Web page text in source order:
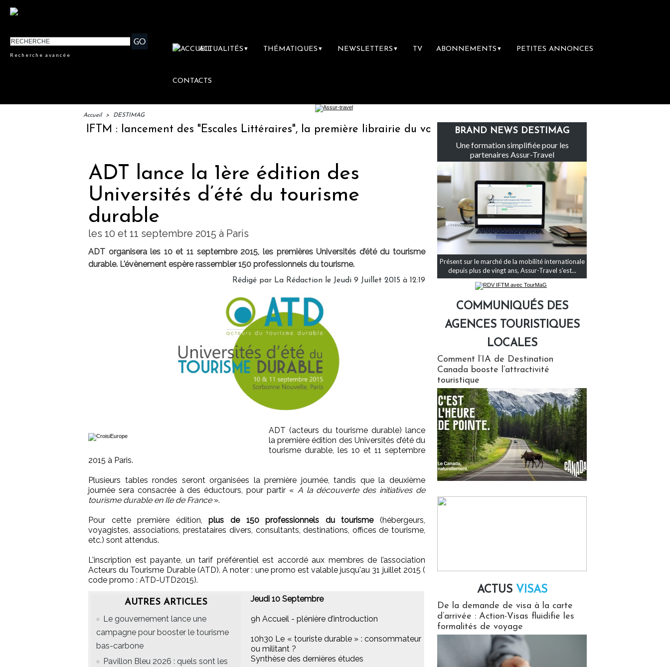
Recherche avancée
ACTUALITÉS ▼ THÉMATIQUES ▼ NEWSLETTERS ▼ TV ABONNEMENTS ▼ PETITES ANNONCES
CONTACTS
Accueil > DESTIMAG
IFTM : lancement des "Escales Littéraires", la première librairie du voyage Le groupe Sainte-Claire rachète Eden
ADT lance la 1ère édition des
Universités d’été du tourisme
durable
les 10 et 11 septembre 2015 à Paris
ADT organisera les 10 et 11 septembre 2015, les premières Universités d’été du tourisme
durable. L'évènement espère rassembler 150 professionnels du tourisme.
Rédigé par La Rédaction le Jeudi 9 Juillet 2015 à 12:19
ADT (acteurs du tourisme durable) lance
la première édition des Universités d’été du
tourisme durable, les 10 et 11 septembre
2015 à Paris.
Plusieurs tables rondes seront organisées la première journée, tandis que la deuxième
journée sera consacrée à des éductours, pour partir « A la découverte des initiatives de
tourisme durable en Ile de France».
Pour cette première édition,plus de 150 professionnels du tourisme(hébergeurs,
voyagistes, associations, prestataires divers, consultants, destinations, offices de tourisme,
etc.) sont attendus.
L'inscription est payante, un tarif préférentiel est accordé aux membres de l’association
Acteurs du Tourisme Durable (ATD). A noter : une promo est valable jusqu'au 31 juillet 2015 (
code promo : ATD-UTD2015).
AUTRES ARTICLES
Le gouvernement lance une
campagne pour booster le tourisme
bas-carbone
Pavillon Bleu 2026 : quels sont les
Jeudi 10 Septembre
9h Accueil - plénière d’introduction
10h30 Le « touriste durable » : consommateur
ou militant ?
Synthèse des dernières études
BRAND NEWS DESTIMAG
Une formation simplifiée pour les
partenaires Assur-Travel
Présent sur le marché de la mobilité internationale
depuis plus de vingt ans, Assur-Travel s'est...
COMMUNIQUÉS DES
AGENCES TOURISTIQUES
LOCALES
Comment l’IA de Destination
Canada booste l’attractivité
touristique
ACTUS VISAS
De la demande de visa à la carte
d’arrivée : Action-Visas fluidifie les
formalités de voyage